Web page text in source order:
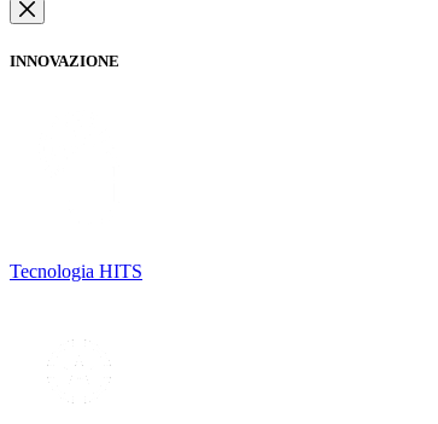
INNOVAZIONE
Tecnologia HITS